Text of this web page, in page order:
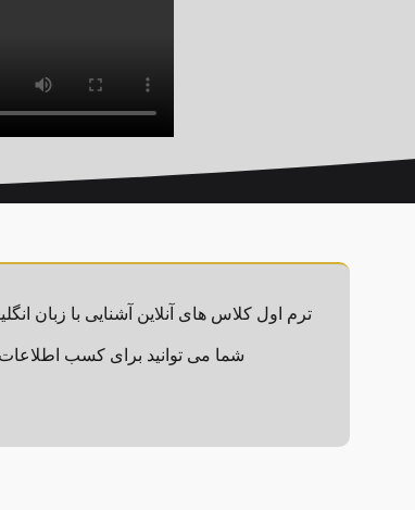
شما می توانید برای کسب